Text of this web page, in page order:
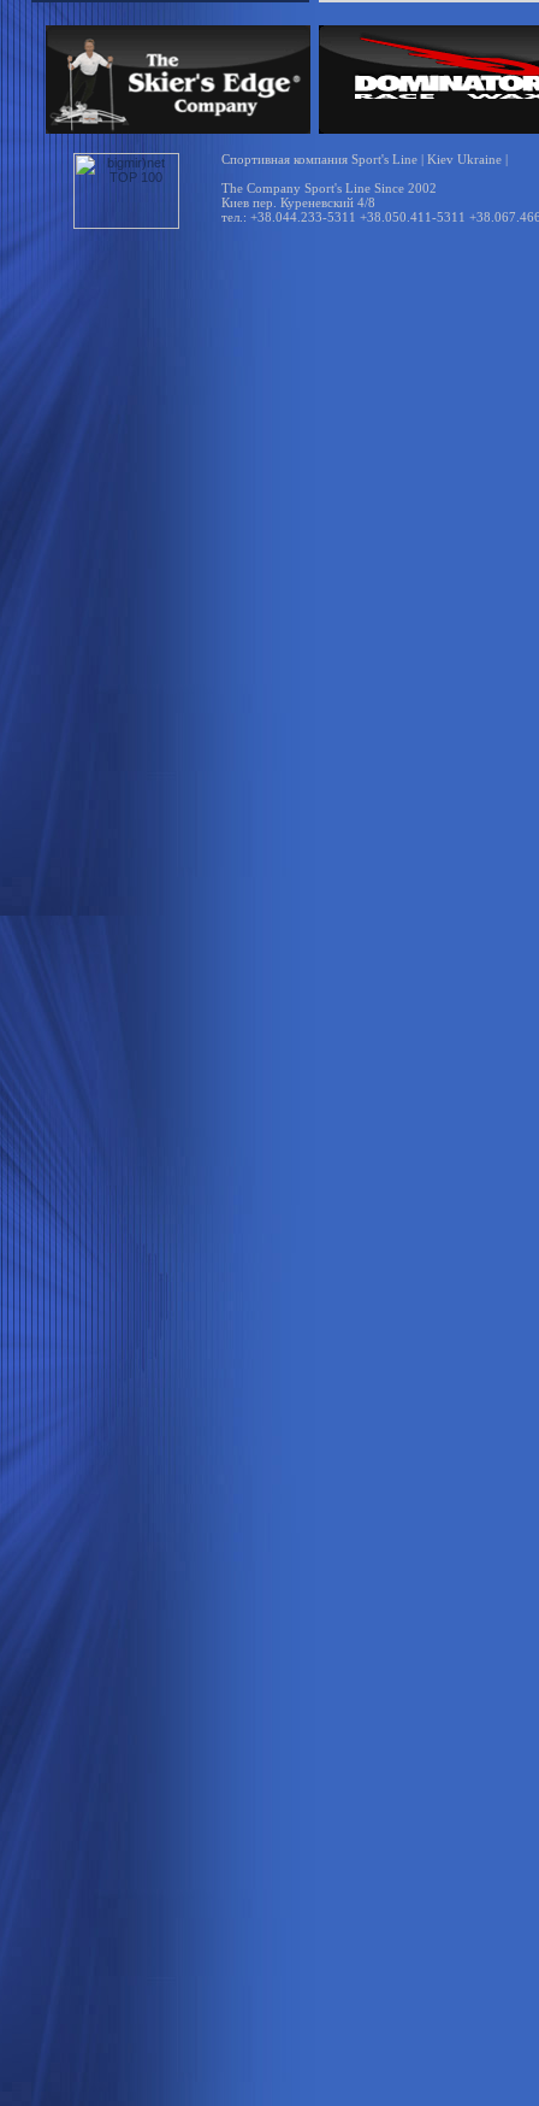
Спортивная компания Sport's Line | Kiev Ukraine |
The Company Sport's Line Since 2002
Киев пер. Куреневский 4/8
тел.: +38.044.233-5311 +38.050.411-5311